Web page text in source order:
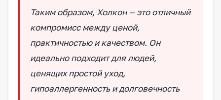
Таким образом, Холкон — это отличный
компромисс между ценой,
практичностью и качеством. Он
идеально подходит для людей,
ценящих простой уход,
гипоаллергенность и долговечность